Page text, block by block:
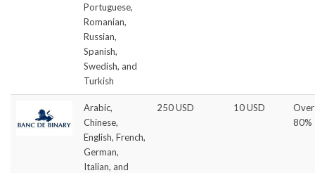
Portuguese,
Romanian,
Russian,
Spanish,
Swedish, and
Turkish
Arabic,
Chinese,
English, French,
German,
Italian, and
250 USD 10 USD
Over
80%